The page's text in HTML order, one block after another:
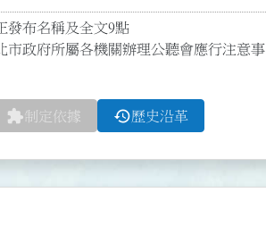
發布名稱及全文9點
市政府所屬各機關辦理公聽會應行注意事
extension制定依據 history歷史沿革